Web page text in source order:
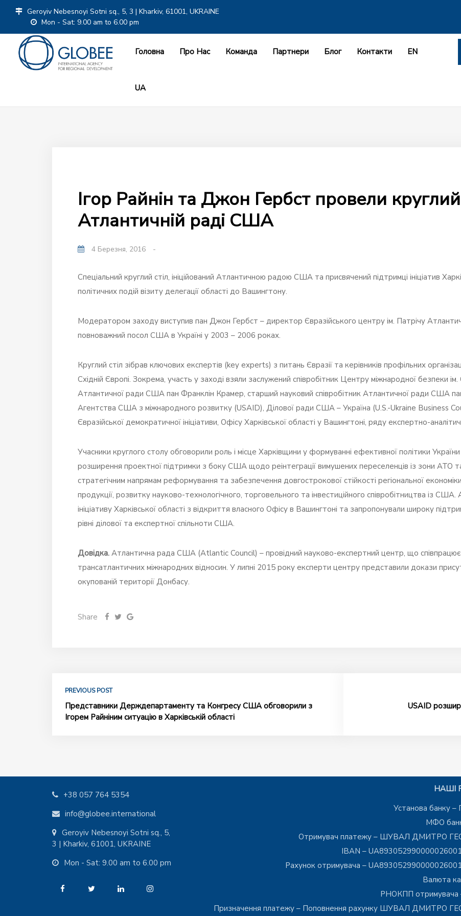
Geroyiv Nebesnoyi Sotni sq., 5, 3 | Kharkiv, 61001, UKRAINE
Mon - Sat: 9.00 am to 6.00 pm
Головна Про Нас Команда Партнери Блог Контакти EN
UA
Ігор Райнін та Джон Гербст провели круглий
Атлантичній раді США
4 Березня, 2016 -
Спеціальний круглий стіл, ініційований Атлантичною радою США та присвячений підтримці ініціатив
політичних подій візиту делегації області до Вашингтону.
Модератором заходу виступив пан Джон Гербст – директор Євразійського центру ім. Патрічу
повноважний посол США в Україні у 2003 – 2006 роках.
Круглий стіл зібрав ключових експертів (key experts) з питань Євразії та керівників профільних
Східній Європі. Зокрема, участь у заході взяли заслужений співробітник Центру міжнародної безпеки
Атлантичної ради США пан Франклін Крамер, старший науковий співробітник Атлантичної ради США
Агентства США з міжнародного розвитку (USAID), Ділової ради США – Україна (U.S.-Ukraine Business
Євразійської демократичної ініціативи, Офісу Харківської області у Вашингтоні, ряду експертно-
Учасники круглого столу обговорили роль і місце Харківщини у формуванні ефективної політики
розширення проектної підтримки з боку США щодо реінтеграції вимушених переселенців із зони АТО
стратегічним напрямам реформування та забезпечення довгострокової стійкості регіональної
продукції, розвитку науково-технологічного, торговельного та інвестиційного співробітництва із
ініціативу Харківської області з відкриття власного Офісу в Вашингтоні та запропонували широку
рівні ділової та експертної спільноти США.
Довідка. Атлантична рада США (Atlantic Council) – провідний науково-експертний центр, що
трансатлантичних міжнародних відносин. У липні 2015 року експерти центру представили докази
окупованій території Донбасу.
Share
PREVIOUS POST
Представники Держдепартаменту та Конгресу США обговорили з
Ігорем Райніним ситуацію в Харківській області
USAID
+38 057 764 5354
info@globee.international
Geroyiv Nebesnoyi Sotni sq., 5,
3 | Kharkiv, 61001, UKRAINE
Mon - Sat: 9.00 am to 6.00 pm
НАШІ
Установа банку –
МФО
Отримувач платежу – ШУВАЛ ДМИТРО
IBAN –
Рахунок отримувача –
Валюта
РНОКПП отримувача
Призначення платежу – Поповнення рахунку ШУВАЛ ДМИТРО